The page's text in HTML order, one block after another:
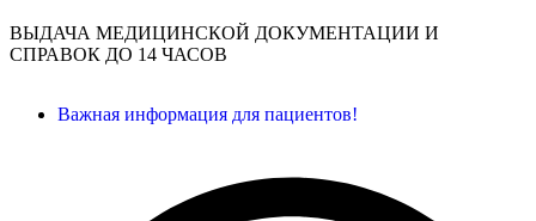
ВЫДАЧА МЕДИЦИНСКОЙ ДОКУМЕНТАЦИИ И
СПРАВОК ДО 14 ЧАСОВ
Важная информация для пациентов!